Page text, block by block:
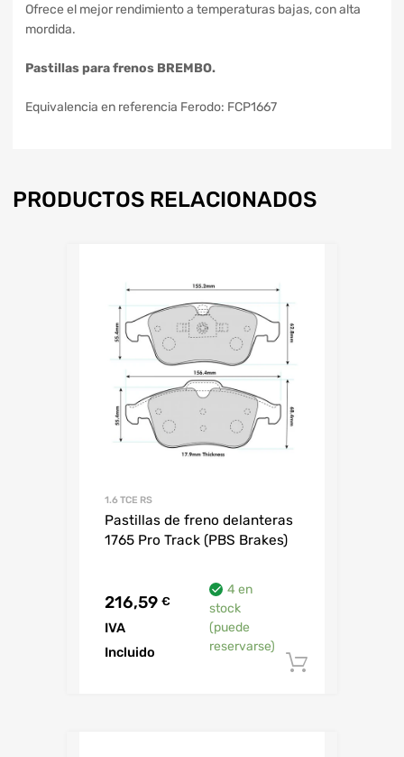
Ofrece el mejor rendimiento a temperaturas bajas, con alta
mordida.
Pastillas para frenos BREMBO.
Equivalencia en referencia Ferodo: FCP1667
PRODUCTOS RELACIONADOS
1.6 TCE RS
Pastillas de freno delanteras
1765 Pro Track (PBS Brakes)
216,59 €
IVA
Incluido
4 en
stock
(puede
reservarse)